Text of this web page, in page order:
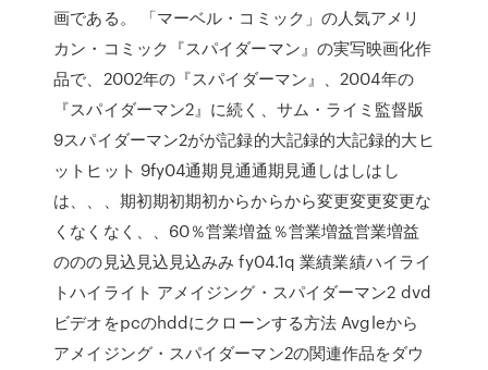
画である。 「マーベル・コミック」の人気アメリ
カン・コミック『スパイダーマン』の実写映画化作
品で、2002年の『スパイダーマン』、2004年の
『スパイダーマン2』に続く、サム・ライミ監督版
9スパイダーマン2がが記録的大記録的大記録的大ヒ
ットヒット 9fy04通期見通通期見通しはしはし
は、、、期初期初期初からからから変更変更変更な
くなくなく、、60％営業増益％営業増益営業増益
ののの見込見込見込みみ fy04.1q 業績業績ハイライ
トハイライト アメイジング・スパイダーマン2 dvd
ビデオをpcのhddにクローンする方法 Avgleから
アメイジング・スパイダーマン2の関連作品をダウ